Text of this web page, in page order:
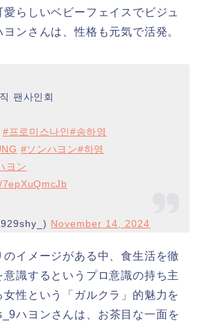
らしいベビーフェイスでビジュ
ンさんは、性格も元気で活発。
팬사인회
#프로미스나인#송하영
#ソンハヨン#하영
ヨン
November 14, 2024
のイメージがある中、食生活を徹
意識するというプロ意識の持ち主
性という「ガルクラ」的魅力を
ハヨンさんは、お茶目な一面を